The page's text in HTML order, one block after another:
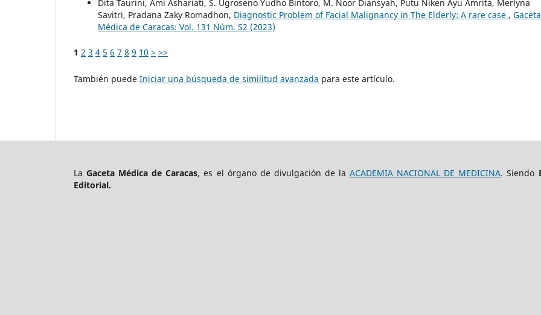
Dita Taurini, Ami Ashariati, S. Ugroseno Yudho Bintoro, M. Noor Diansyah, Putu Niken Ayu Amrita, Merlyna
Savitri, Pradana Zaky Romadhon, Diagnostic Problem of Facial Malignancy in The Elderly: A rare case , Gaceta
Médica de Caracas: Vol. 131 Núm. S2 (2023)
1 2 3 4 5 6 7 8 9 10 > >>
También puede Iniciar una búsqueda de similitud avanzada para este artículo.
LaGaceta Médica de Caracas, es el órgano de divulgación de laACADEMIA NACIONAL DE MEDICINA. Siendo
Editorial.